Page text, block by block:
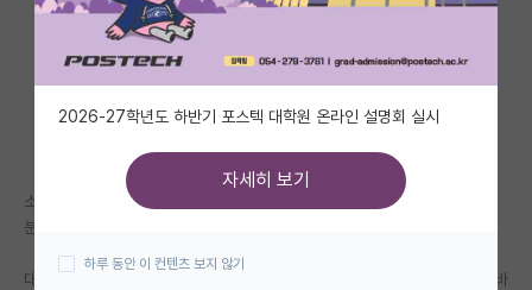
IF 명예의전당
자유 게시판(아무개랩)
미국 유학 게시판
미국 대학원 합격 후기 게시판
대학원 합격 후기 게시판
소속을 많이 옮긴 포닥임
분야는 따로 밝히긴 두려우나 논문이 잘나오는 분야임
대학원생땐 네이처 사이언스 본지 자매지가 나에겐 매우 신성시 여겨지는 바
2026-27학년도 하반기 포스텍 대학원 온라인 설명회 실시
자세히 보기
하루 동안 이 컨텐츠 보지 않기